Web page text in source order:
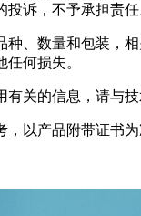
诉，不予承担责任
种、数量和包装，
何损失。
有关的信息，请与技
以产品附带证书为